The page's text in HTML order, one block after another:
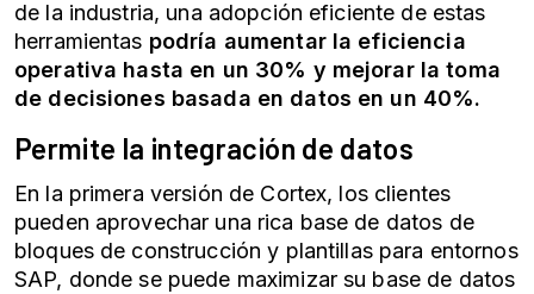
de la industria, una adopción eficiente de estas
herramientas podría aumentar la eficiencia
operativa hasta en un 30% y mejorar la toma
de decisiones basada en datos en un 40%.
Permite la integración de datos
En la primera versión de Cortex, los clientes
pueden aprovechar una rica base de datos de
bloques de construcción y plantillas para entornos
SAP, donde se puede maximizar su base de datos